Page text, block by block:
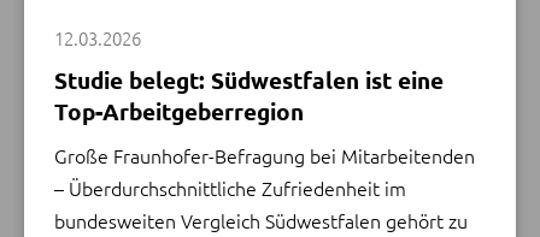
12.03.2026
Studie belegt: Südwestfalen ist eine
Top-Arbeitgeberregion
Große Fraunhofer-Befragung bei Mitarbeitenden
– Überdurchschnittliche Zufriedenheit im
bundesweiten Vergleich Südwestfalen gehört zu